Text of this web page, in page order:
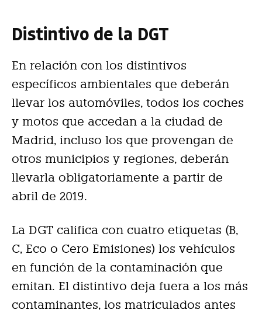
Distintivo de la DGT
En relación con los distintivos
específicos ambientales que deberán
llevar los automóviles, todos los coches
y motos que accedan a la ciudad de
Madrid, incluso los que provengan de
otros municipios y regiones, deberán
llevarla obligatoriamente a partir de
abril de 2019.
La DGT califica con cuatro etiquetas (B,
C, Eco o Cero Emisiones) los vehículos
en función de la contaminación que
emitan. El distintivo deja fuera a los más
contaminantes, los matriculados antes